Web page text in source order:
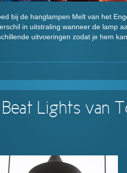
bij de hanglampen Melt van het
in uitstraling wanneer de lamp
uitvoeringen zodat je hem
Lights van